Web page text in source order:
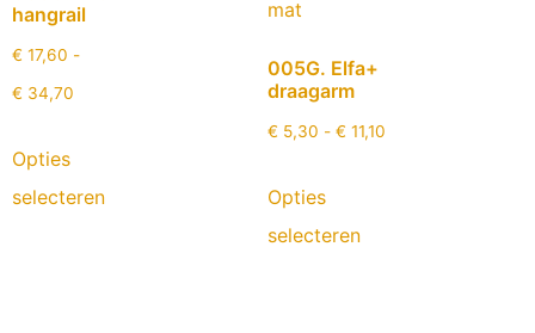
hangrail
€ 17,60 -
€ 34,70
Opties
selecteren
005G. Elfa+
draagarm
€ 5,30 - € 11,10
Opties
selecteren